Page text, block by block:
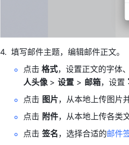
填写邮件主题，编辑邮件正文。
点击 格式，设置正文的字体
人头像 > 设置 > 邮箱，设置
点击 图片，从本地上传图片
点击 附件，从本地上传各类
点击 签名，选择合适的邮件